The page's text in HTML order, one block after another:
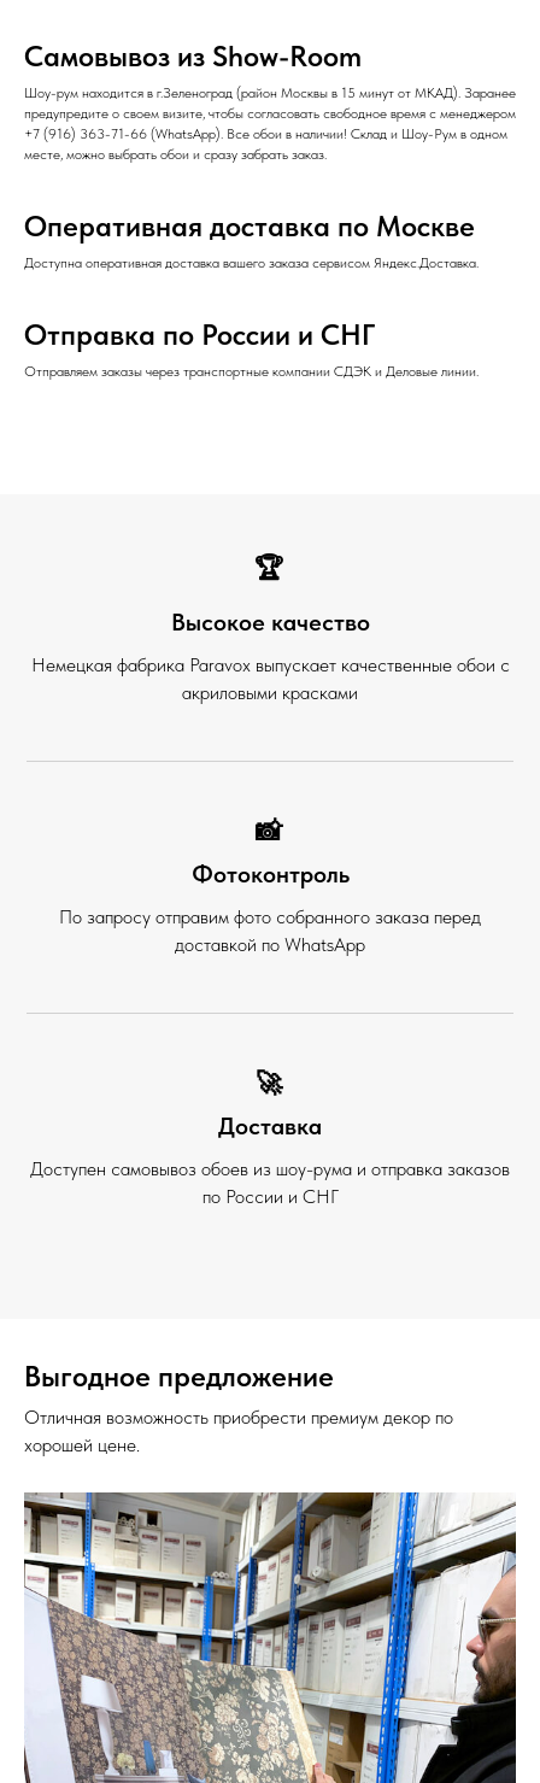
Самовывоз из Show-Room
Шоу-рум находится в г.Зеленоград (район Москвы в 15 минут от МКАД). Заранее
предупредите о своем визите, чтобы согласовать свободное время с менеджером
+7 (916) 363-71-66 (WhatsApp). Все обои в наличии! Склад и Шоу-Рум в одном
месте, можно выбрать обои и сразу забрать заказ.
Оперативная доставка по Москве
Доступна оперативная доставка вашего заказа сервисом Яндекс.Доставка.
Отправка по России и СНГ
Отправляем заказы через транспортные компании СДЭК и Деловые линии.
🏆
Высокое качество
Немецкая фабрика Paravox выпускает качественные обои с
акриловыми красками
📸
Фотоконтроль
По запросу отправим фото собранного заказа перед
доставкой по WhatsApp
🚀
Доставка
Доступен самовывоз обоев из шоу-рума и отправка заказов
по России и СНГ
Выгодное предложение
Отличная возможность приобрести премиум декор по
хорошей цене.